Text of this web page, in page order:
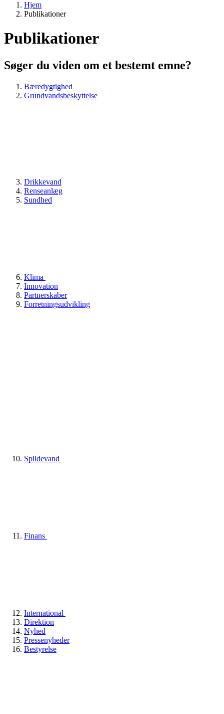
Hjem
Publikationer
Publikationer
Søger du viden om et bestemt emne?
Bæredygtighed
Grundvandsbeskyttelse
Drikkevand
Renseanlæg
Sundhed
Klima
Innovation
Partnerskaber
Forretningsudvikling
Spildevand
Finans
International
Direktion
Nyhed
Pressenyheder
Bestyrelse